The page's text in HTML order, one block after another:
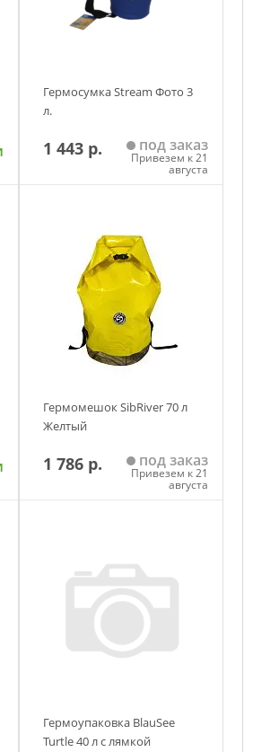
Гермосумка Stream Фото 3
л.
1 443 р. под заказ
Привезем к 21
августа
Гермомешок SibRiver 70 л
Желтый
1 786 р. под заказ
Привезем к 21
августа
Гермоупаковка BlauSee
Turtle 40 л с лямкой